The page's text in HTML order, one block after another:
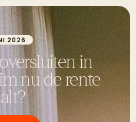
2026
in
nu de rente